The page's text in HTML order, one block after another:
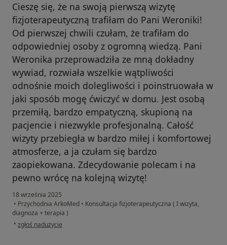
Cieszę się, że na swoją pierwszą wizytę
fizjoterapeutyczną trafiłam do Pani Weroniki!
Od pierwszej chwili czułam, że trafiłam do
odpowiedniej osoby z ogromną wiedzą. Pani
Weronika przeprowadziła ze mną dokładny
wywiad, rozwiała wszelkie wątpliwości
odnośnie moich dolegliwości i poinstruowała w
jaki sposób mogę ćwiczyć w domu. Jest osobą
przemiłą, bardzo empatyczną, skupioną na
pacjencie i niezwykle profesjonalną. Całość
wizyty przebiegła w bardzo miłej i komfortowej
atmosferze, a ja czułam się bardzo
zaopiekowana. Zdecydowanie polecam i na
pewno wrócę na kolejną wizytę!
18 września 2025
• Przychodnia ArkoMed • Konsultacja fizjoterapeutyczna ( I wizyta,
diagnoza + terapia )
• w opinii użytkownika Jagoda
zgłoś nadużycie